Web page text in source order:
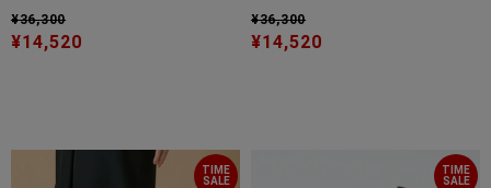
¥36,300
¥14,520
¥36,300
¥14,520
TIME
SALE
TIME
SALE